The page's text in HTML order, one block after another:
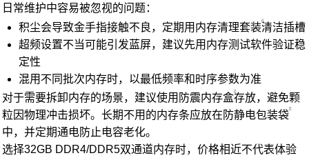
日常维护中容易被忽视的问题：
积尘会导致金手指接触不良，定期用 内存清理套装清洁插槽
超频设置不当可能引发蓝屏，建议先用内存测试软件验证稳
定性
混用不同批次内存时，以最低频率和时序参数为准
对于需要拆卸内存的场景，建议使用 防震内存盒存放，避免颗
粒因物理冲击损坏。长期不用的内存条应放在 防静电包装袋
中，并定期通电防止电容老化。
选择32GB DDR4/DDR5双通道内存时，价格相近不代表体验